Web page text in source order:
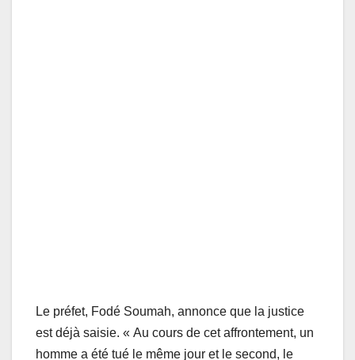
Le préfet, Fodé Soumah, annonce que la justice
est déjà saisie. « Au cours de cet affrontement, un
homme a été tué le même jour et le second, le